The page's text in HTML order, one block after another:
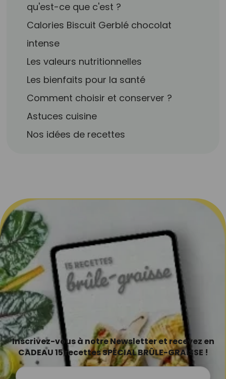
qu'est-ce que c'est ?
Calories Biscuit Gerblé chocolat
intense
Les valeurs nutritionnelles
Les bienfaits pour la santé
Comment choisir et conserver ?
Astuces cuisine
Nos idées de recettes
Inscrivez-vous à notre Newsletter et recevez en
CADEAU 15 recettes SPÉCIAL BRÛLE-GRAISSE !